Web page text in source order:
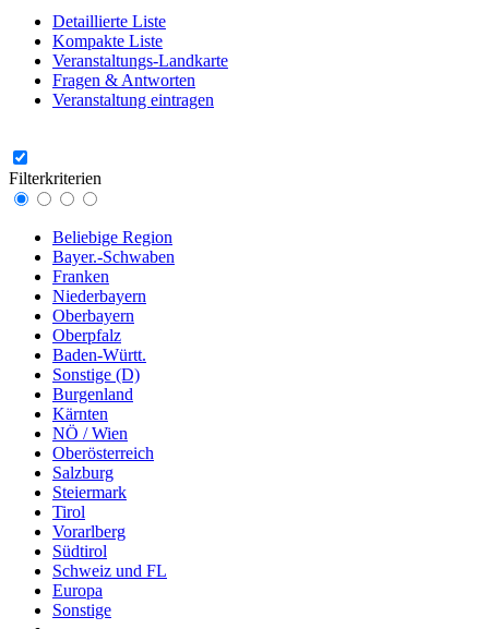
Detaillierte Liste
Kompakte Liste
Veranstaltungs-Landkarte
Fragen & Antworten
Veranstaltung eintragen
Filterkriterien
Beliebige Region
Bayer.-Schwaben
Franken
Niederbayern
Oberbayern
Oberpfalz
Baden-Württ.
Sonstige (D)
Burgenland
Kärnten
NÖ / Wien
Oberösterreich
Salzburg
Steiermark
Tirol
Vorarlberg
Südtirol
Schweiz und FL
Europa
Sonstige